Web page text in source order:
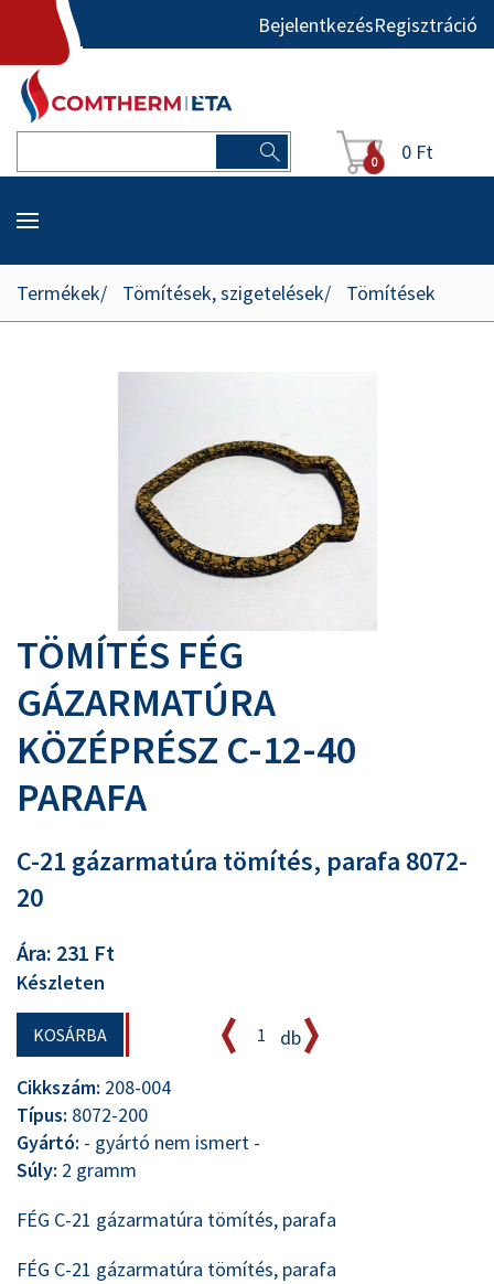
BejelentkezésRegisztráció
0 0 Ft
Termékek Tömítések, szigetelések Tömítések
TÖMÍTÉS FÉG
GÁZARMATÚRA
KÖZÉPRÉSZ C-12-40
PARAFA
C-21 gázarmatúra tömítés, parafa 8072-
20
Ára: 231 Ft
Készleten
KOSÁRBA
db
Cikkszám: 208-004
Típus: 8072-200
Gyártó: - gyártó nem ismert -
Súly: 2 gramm
FÉG C-21 gázarmatúra tömítés, parafa
FÉG C-21 gázarmatúra tömítés, parafa